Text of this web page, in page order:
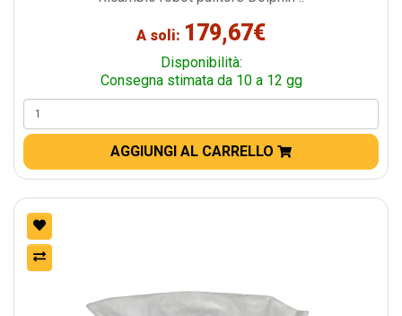
A soli: 179,67€
Disponibilità:
Consegna stimata da 10 a 12 gg
AGGIUNGI AL CARRELLO